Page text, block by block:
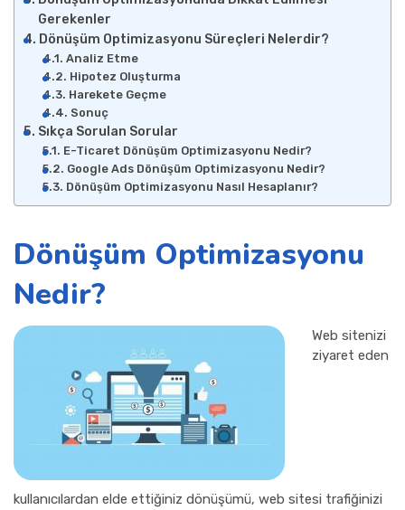
Gerekenler
Dönüşüm Optimizasyonu Süreçleri Nelerdir?
Analiz Etme
Hipotez Oluşturma
Harekete Geçme
Sonuç
Sıkça Sorulan Sorular
E-Ticaret Dönüşüm Optimizasyonu Nedir?
Google Ads Dönüşüm Optimizasyonu Nedir?
Dönüşüm Optimizasyonu Nasıl Hesaplanır?
Dönüşüm Optimizasyonu
Nedir?
Web sitenizi
ziyaret eden
kullanıcılardan elde ettiğiniz dönüşümü, web sitesi trafiğinizi